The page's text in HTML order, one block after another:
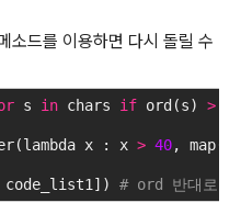
소드를 이용하면 다시 돌릴 수
s in chars if ord(s) >
x : x > 40,
code_list1]) # ord 반대로 /